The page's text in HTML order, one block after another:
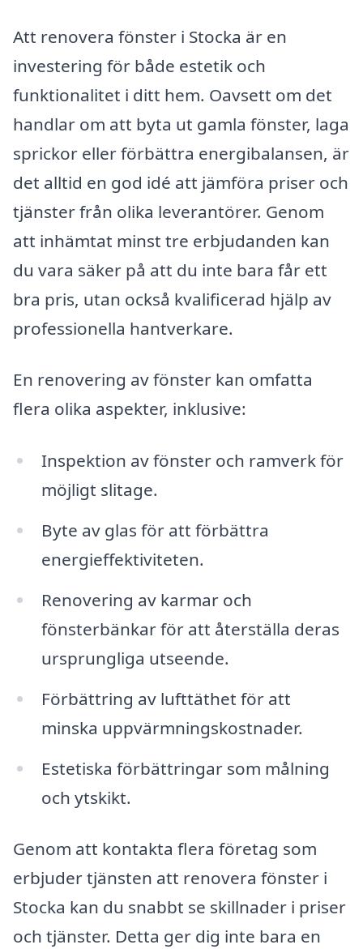
Att renovera fönster i Stocka är en
investering för både estetik och
funktionalitet i ditt hem. Oavsett om det
handlar om att byta ut gamla fönster, laga
sprickor eller förbättra energibalansen, är
det alltid en god idé att jämföra priser och
tjänster från olika leverantörer. Genom
att inhämtat minst tre erbjudanden kan
du vara säker på att du inte bara får ett
bra pris, utan också kvalificerad hjälp av
professionella hantverkare.
En renovering av fönster kan omfatta
flera olika aspekter, inklusive:
Inspektion av fönster och ramverk för
möjligt slitage.
Byte av glas för att förbättra
energieffektiviteten.
Renovering av karmar och
fönsterbänkar för att återställa deras
ursprungliga utseende.
Förbättring av lufttäthet för att
minska uppvärmningskostnader.
Estetiska förbättringar som målning
och ytskikt.
Genom att kontakta flera företag som
erbjuder tjänsten att renovera fönster i
Stocka kan du snabbt se skillnader i priser
och tjänster. Detta ger dig inte bara en